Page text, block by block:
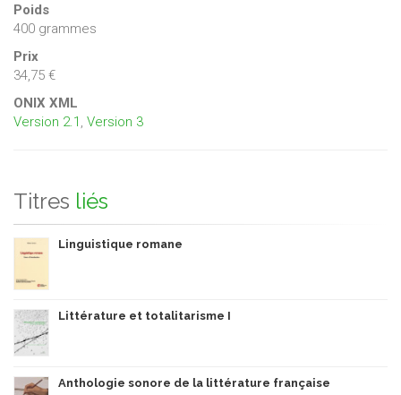
Poids
400 grammes
Prix
34,75 €
ONIX XML
Version 2.1 Version 3
Titres liés
Linguistique romane
Littérature et totalitarisme I
Anthologie sonore de la littérature française